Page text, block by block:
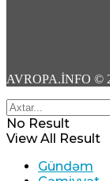
Çingiz
ödədi
AVROPA.İNFO ©
No Result
View All Result
Gündəm